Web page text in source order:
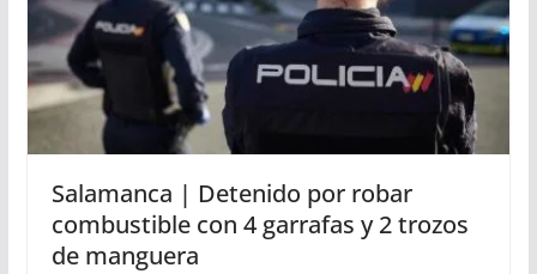
Salamanca | Detenido por robar
combustible con 4 garrafas y 2 trozos
de manguera